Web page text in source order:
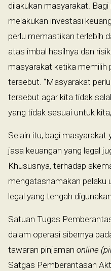
dilakukan masyarakat.
melakukan investasi
perlu memastikan terlebih
atas imbal hasilnya dan
masyarakat ketika memilih
tersebut. “Masyarakat
tersebut agar kita tidak
yang tidak sesuai untuk
Selain itu, bagi masyarakat
jasa keuangan yang legal
Khususnya, terhadap
mengatasnamakan pelaku
legal yang tengah
Satuan Tugas
dalam operasi sibernya
tawaran pinjaman online (
Satgas Pemberantasan